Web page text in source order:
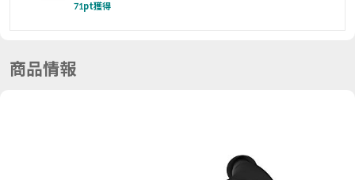
71pt獲得
商品情報